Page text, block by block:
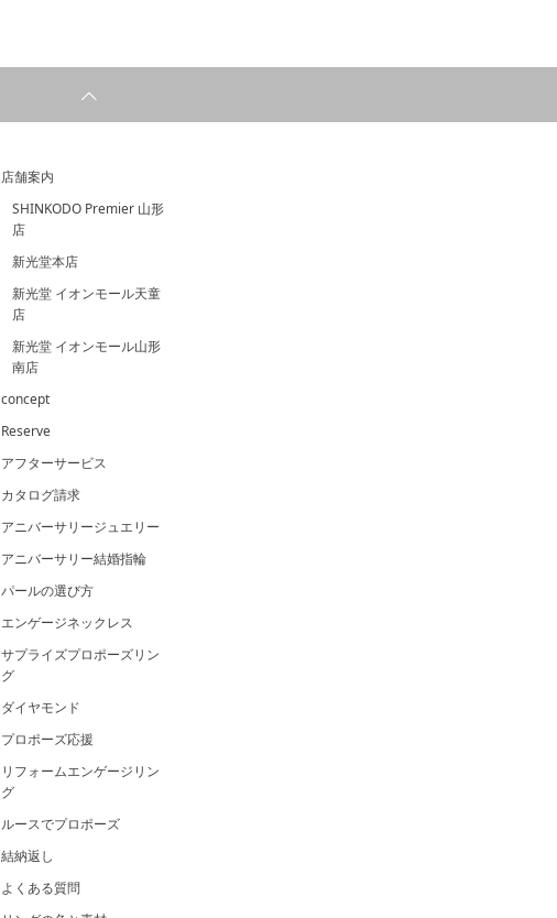
店舗案内
SHINKODO Premier 山形
店
新光堂本店
新光堂 イオンモール天童
店
新光堂 イオンモール山形
南店
concept
Reserve
アフターサービス
カタログ請求
アニバーサリージュエリー
アニバーサリー結婚指輪
パールの選び方
エンゲージネックレス
サプライズプロポーズリン
グ
ダイヤモンド
プロポーズ応援
リフォームエンゲージリン
グ
ルースでプロポーズ
結納返し
よくある質問